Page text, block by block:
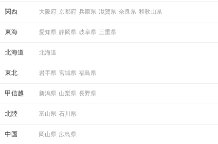
関西 大阪府 京都府 兵庫県 滋賀県 奈良県 和歌山県
東海 愛知県 静岡県 岐阜県 三重県
北海道 北海道
東北 岩手県 宮城県 福島県
甲信越 新潟県 山梨県 長野県
北陸 富山県 石川県
中国 岡山県 広島県